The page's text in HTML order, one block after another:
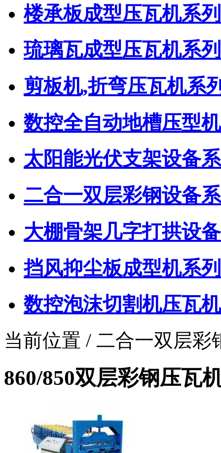
楼承板成型压瓦机系列
琉璃瓦成型压瓦机系列
剪板机,折弯压瓦机系
数控全自动地槽压型机
太阳能光伏支架设备
二合一双层彩钢设备
大棚骨架几字打拱设
挡风抑尘板成型机系列
数控泡沫切割机压瓦
当前位置 / 二合一双层彩
860/850双层彩钢压瓦